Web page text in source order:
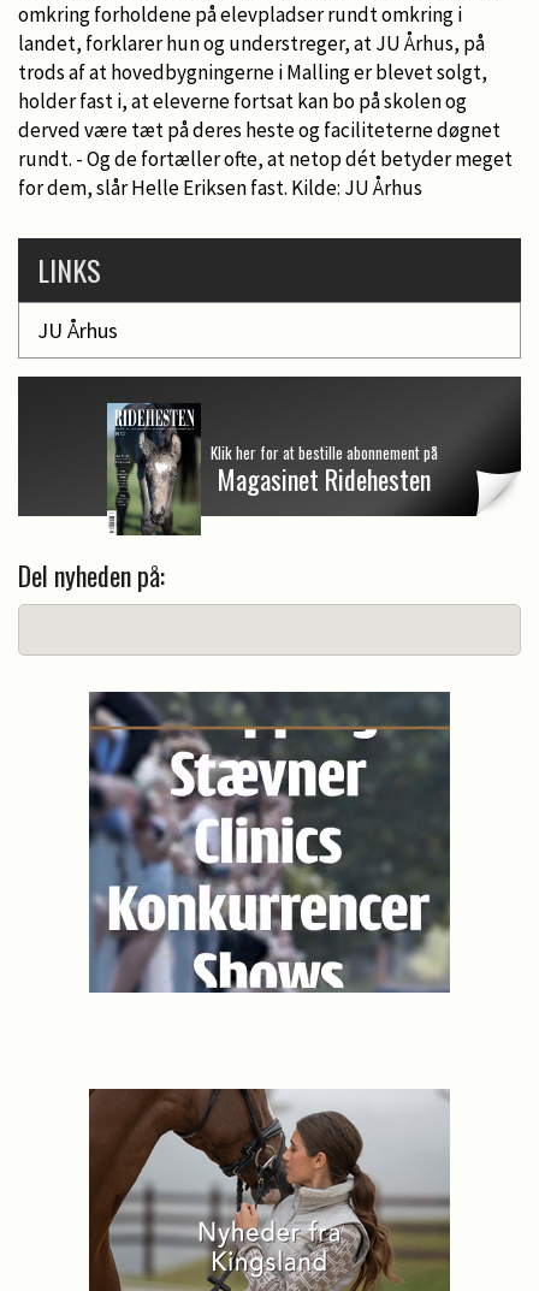
omkring forholdene på elevpladser rundt omkring i
landet, forklarer hun og understreger, at JU Århus, på
trods af at hovedbygningerne i Malling er blevet solgt,
holder fast i, at eleverne fortsat kan bo på skolen og
derved være tæt på deres heste og faciliteterne døgnet
rundt. - Og de fortæller ofte, at netop dét betyder meget
for dem, slår Helle Eriksen fast. Kilde: JU Århus
LINKS
JU Århus
Klik her for at bestille abonnement på
Magasinet Ridehesten
Del nyheden på: